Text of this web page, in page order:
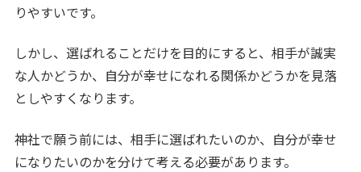
りやすいです。
しかし、選ばれることだけを目的にすると、相手が誠実
な人かどうか、自分が幸せになれる関係かどうかを見落
としやすくなります。
神社で願う前には、相手に選ばれたいのか、自分が幸せ
になりたいのかを分けて考える必要があります。